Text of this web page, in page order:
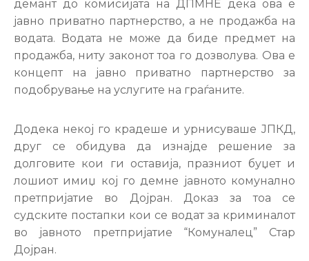
демант до комисијата на ДПМНЕ дека ова е
јавно приватно партнерство, а не продажба на
водата. Водата не може да биде предмет на
продажба, ниту законот тоа го дозволува. Ова е
концепт на јавно приватно партнерство за
подобрување на услугите на граѓаните.
Додека некој го крадеше и урнисуваше ЈПКД,
друг се обидува да изнајде решение за
долговите кои ги оставија, празниот буџет и
лошиот имиџ кој го демне јавното комунално
претпријатие во Дојран. Доказ за тоа се
судските постапки кои се водат за криминалот
во јавното претпријатие “Комуналец” Стар
Дојран.